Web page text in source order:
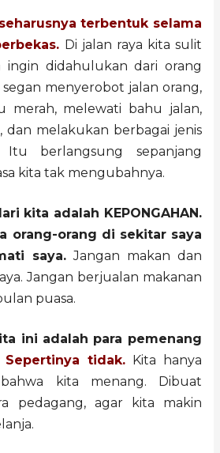
terbentuk selama
Di jalan raya kita sulit
didahulukan dari orang
segan menyerobot jalan orang,
merah, melewati bahu jalan,
dan melakukan berbagai jenis
Itu berlangsung sepanjang
kita tak mengubahnya.
kita adalah KEPONGAHAN.
orang-orang di sekitar saya
saya. Jangan makan dan
Jangan berjualan makanan
puasa.
ini adalah para pemenang
Sepertinya tidak.Kita hanya
kita menang. Dibuat
pedagang, agar kita makin